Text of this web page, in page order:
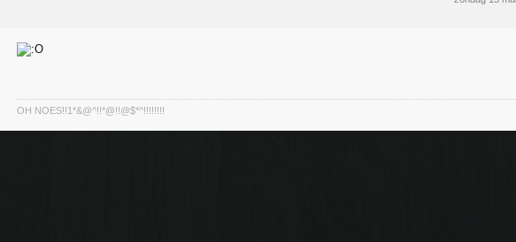
OH NOES!!1*&@^!!*@!!@$*^!!!!!!!!